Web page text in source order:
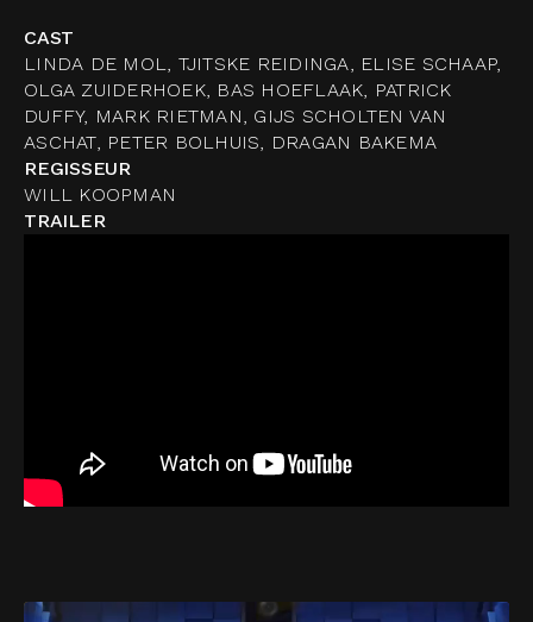
CAST
LINDA DE MOL, TJITSKE REIDINGA, ELISE SCHAAP,
OLGA ZUIDERHOEK, BAS HOEFLAAK, PATRICK
DUFFY, MARK RIETMAN, GIJS SCHOLTEN VAN
ASCHAT, PETER BOLHUIS, DRAGAN BAKEMA
REGISSEUR
WILL KOOPMAN
TRAILER